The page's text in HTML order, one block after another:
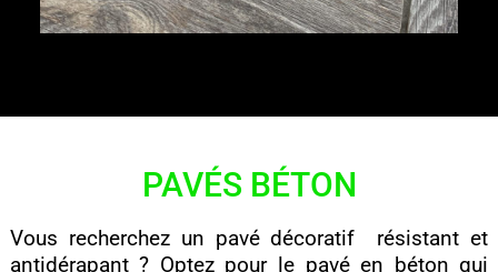
PAVÉS BÉTON
Vous recherchez un pavé décoratif résistant et
antidérapant ? Optez pour le pavé en béton qui